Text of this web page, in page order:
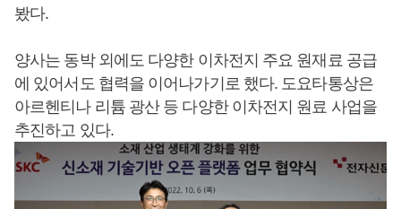
봤다.
양사는 동박 외에도 다양한 이차전지 주요 원재료 공급
에 있어서도 협력을 이어나가기로 했다. 도요타통상은
아르헨티나 리튬 광산 등 다양한 이차전지 원료 사업을
추진하고 있다.